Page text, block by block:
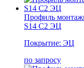
Профиль
S14 С2 ЭЦ
Покрытие: ЭЦ
по запросу